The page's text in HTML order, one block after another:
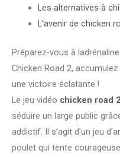
Les alternatives à
L’avenir de chicken
Préparez-vous à
Chicken Road 2,
une victoire éclatante !
Le jeu vidéo chicken road 2
séduire un large public
addictif. Il s’agit d’un jeu
poulet qui tente